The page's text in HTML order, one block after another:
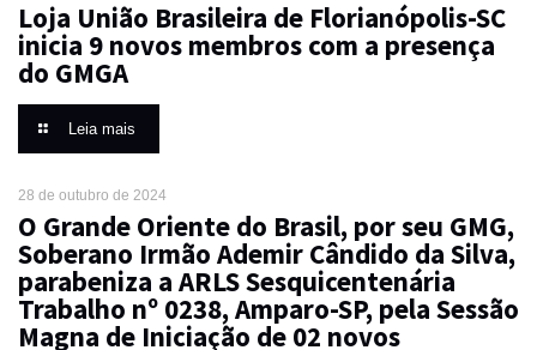
Loja União Brasileira de Florianópolis-SC
inicia 9 novos membros com a presença
do GMGA
Leia mais
28 de outubro de 2024
O Grande Oriente do Brasil, por seu GMG,
Soberano Irmão Ademir Cândido da Silva,
parabeniza a ARLS Sesquicentenária
Trabalho nº 0238, Amparo-SP, pela Sessão
Magna de Iniciação de 02 novos